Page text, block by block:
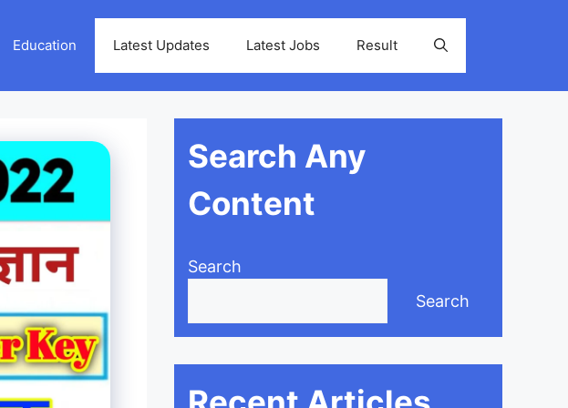
Education Latest Updates Latest Jobs Result
Search Any
Content
Search
Search